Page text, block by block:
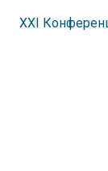
XXI